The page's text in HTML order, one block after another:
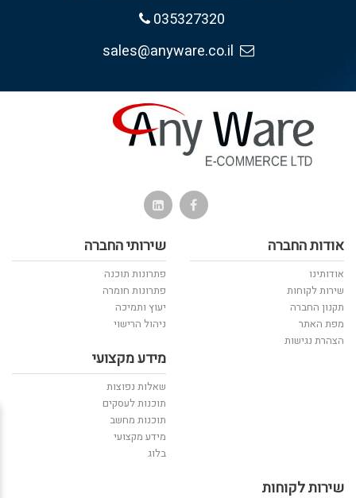
035327320
אודות החברה
אודותינו
שירות לקוחות
תקנון החברה
מפת האתר
הצהרת נגישות
שירותי החברה
פתרונות תוכנה
פתרונות חומרה
יעוץ ותמיכה
ניהול הרישוי
מידע מקצועי
שאלות נפוצות
תוכנות לעסקים
תוכנות מחשב
מידע מקצועי
בלוג
שירות לקוחות